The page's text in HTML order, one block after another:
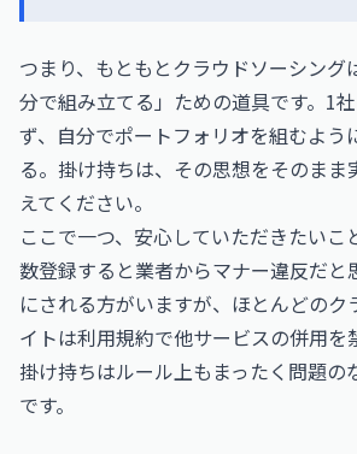
つまり、もともとクラウドソーシング
分で組み立てる」ための道具です。1
ず、自分でポートフォリオを組むよう
る。掛け持ちは、その思想をそのまま
えてください。
ここで一つ、安心していただきたいこ
数登録すると業者からマナー違反だと
にされる方がいますが、ほとんどの
イトは利用規約で他サービスの併用を
掛け持ちはルール上もまったく問題の
です。